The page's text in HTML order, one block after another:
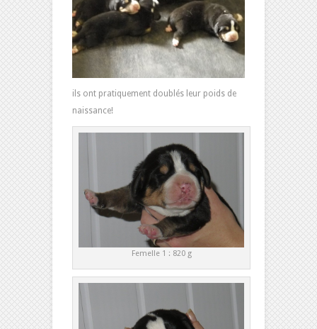
ils ont pratiquement doublés leur poids de
naissance!
Femelle 1 : 820 g